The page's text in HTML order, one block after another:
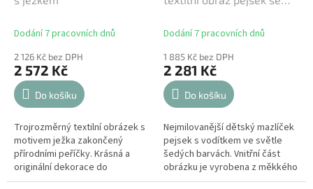
Dodání 7 pracovních dnů
2 126 Kč bez DPH
2 572 Kč
Do košíku
Trojrozměrný textilní obrázek s
motivem ježka zakončený
přírodními peříčky. Krásná a
originální dekorace do
dětského pokoje.
Dodání 7 pracovních dnů
1 885 Kč bez DPH
2 281 Kč
Do košíku
Nejmilovanější dětský mazlíček
pejsek s vodítkem ve světle
šedých barvách. Vnitřní část
obrázku je vyrobena z měkkého
textilu. Rozkošný textilní